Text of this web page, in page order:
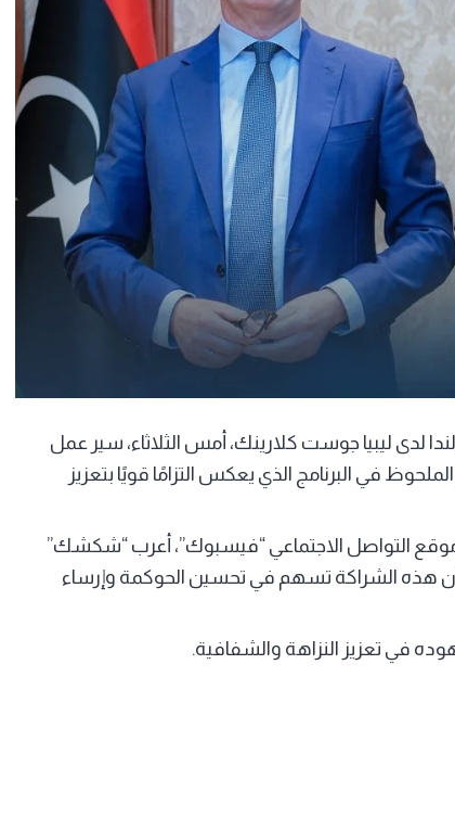
ليبيا جوست كلارينك، أمس الثلاثاء، سير عمل
في البرنامج الذي يعكس التزامًا قويًا بتعزيز
التواصل الاجتماعي “فيسبوك”، أعرب “شكشك”
أن هذه الشراكة تسهم في تحسين الحوكمة وإرساء
في تعزيز النزاهة والشفافية.